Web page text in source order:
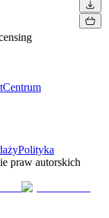
Centrum
Polityka
praw autorskich